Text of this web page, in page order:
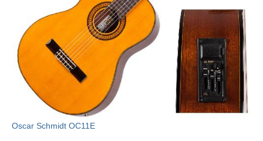
Oscar Schmidt OC11E